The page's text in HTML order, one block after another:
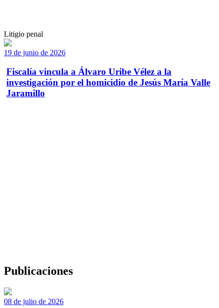
Litigio penal
19 de junio de 2026
Fiscalía vincula a Álvaro Uribe Vélez a la
investigación por el homicidio de Jesús María Valle
Jaramillo
Publicaciones
08 de julio de 2026